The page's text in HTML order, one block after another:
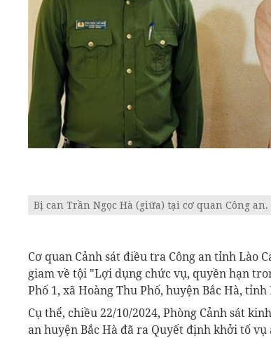
Bị can Trần Ngọc Hà (giữa) tại cơ quan Công an.
Cơ quan Cảnh sát điều tra Công an tỉnh Lào
giam về tội "Lợi dụng chức vụ, quyền hạn
Phố 1, xã Hoàng Thu Phố, huyện Bắc Hà, tỉnh
Cụ thể, chiều 22/10/2024, Phòng Cảnh sát
an huyện Bắc Hà đã ra Quyết định khởi tố